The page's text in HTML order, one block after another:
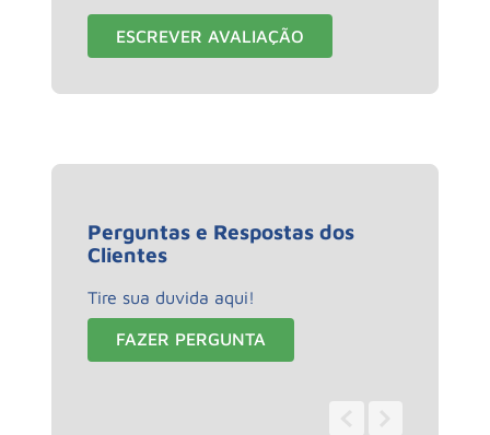
ESCREVER AVALIAÇÃO
Perguntas e Respostas dos
Clientes
Tire sua duvida aqui!
FAZER PERGUNTA